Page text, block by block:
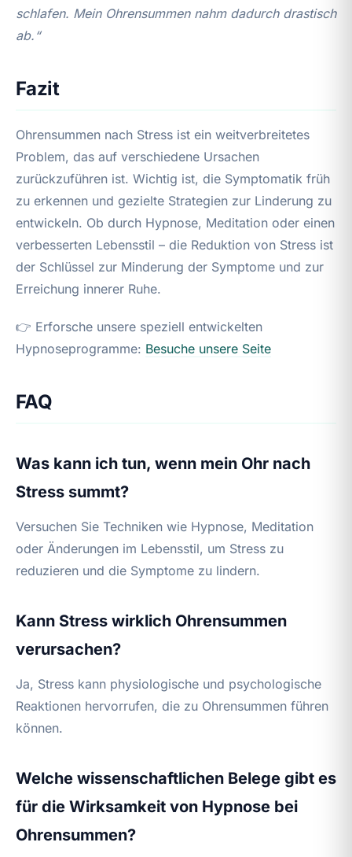
schlafen. Mein Ohrensummen nahm dadurch drastisch
ab.“
Fazit
Ohrensummen nach Stress ist ein weitverbreitetes
Problem, das auf verschiedene Ursachen
zurückzuführen ist. Wichtig ist, die Symptomatik früh
zu erkennen und gezielte Strategien zur Linderung zu
entwickeln. Ob durch Hypnose, Meditation oder einen
verbesserten Lebensstil – die Reduktion von Stress ist
der Schlüssel zur Minderung der Symptome und zur
Erreichung innerer Ruhe.
👉 Erforsche unsere speziell entwickelten
Hypnoseprogramme: Besuche unsere Seite
FAQ
Was kann ich tun, wenn mein Ohr nach
Stress summt?
Versuchen Sie Techniken wie Hypnose, Meditation
oder Änderungen im Lebensstil, um Stress zu
reduzieren und die Symptome zu lindern.
Kann Stress wirklich Ohrensummen
verursachen?
Ja, Stress kann physiologische und psychologische
Reaktionen hervorrufen, die zu Ohrensummen führen
können.
Welche wissenschaftlichen Belege gibt es
für die Wirksamkeit von Hypnose bei
Ohrensummen?